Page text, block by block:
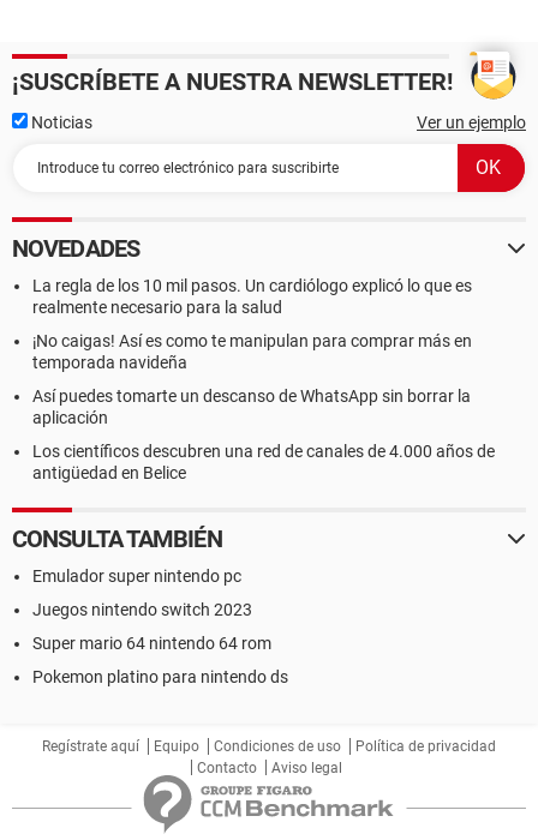
¡SUSCRÍBETE A NUESTRA NEWSLETTER!
Noticias Ver un ejemplo
NOVEDADES
La regla de los 10 mil pasos. Un cardiólogo explicó lo que es
realmente necesario para la salud
¡No caigas! Así es como te manipulan para comprar más en
temporada navideña
Así puedes tomarte un descanso de WhatsApp sin borrar la
aplicación
Los científicos descubren una red de canales de 4.000 años de
antigüedad en Belice
CONSULTA TAMBIÉN
Emulador super nintendo pc
Juegos nintendo switch 2023
Super mario 64 nintendo 64 rom
Pokemon platino para nintendo ds
Regístrate aquí Equipo Condiciones de uso
Política de privacidad
Contacto
Aviso legal